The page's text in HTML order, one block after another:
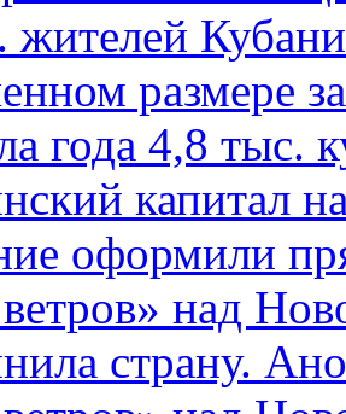
жителей
размере
года 4,8 тыс.
капитал
оформили
над
страну.